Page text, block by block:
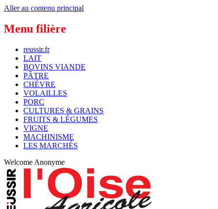
Aller au contenu principal
Menu filière
reussir.fr
LAIT
BOVINS VIANDE
PÂTRE
CHÈVRE
VOLAILLES
PORC
CULTURES & GRAINS
FRUITS & LÉGUMES
VIGNE
MACHINISME
LES MARCHÉS
Welcome Anonyme